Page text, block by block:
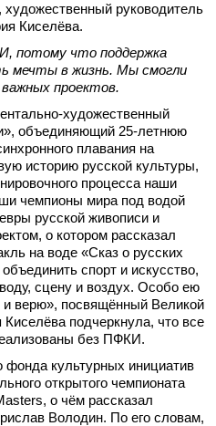
руководитель
Киселёва.
потому что поддержка
мечты в жизнь. Мы смогли
проектов.
художественный
объединяющий 25-летнюю
плавания на
историю русской культуры,
процесса наши
чемпионы мира под водой
русской живописи и
о котором рассказал
на воде «Сказ о русских
спорт и искусство,
сцену и воздух. Особо ею
верю», посвящённый Великой
подчеркнула, что все
без ПФКИ.
фонда культурных инициатив
открытого чемпионата
о чём рассказал
Володин. По его словам,